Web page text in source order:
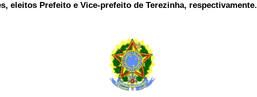
eleitos Prefeito e Vice-prefeito de Terezinha, respectivamente.